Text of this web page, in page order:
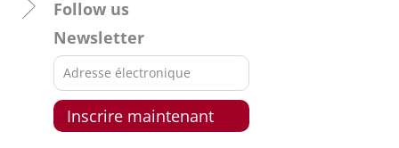
Follow us
Newsletter